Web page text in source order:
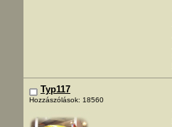
Typ117
Hozzászólások: 18560